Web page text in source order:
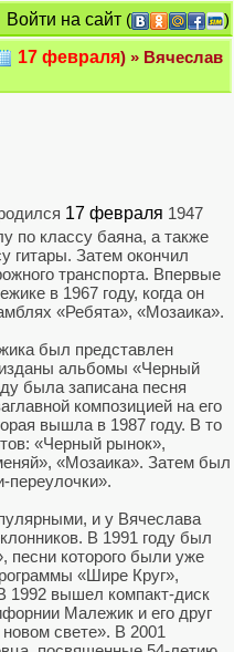
Войти на сайт (
)
17 февраля) » Вячеслав
17 февраля 1947
по классу баяна, а также
гитары. Затем окончил
транспорта. Впервые
в 1967 году, когда он
«Ребята», «Мозаика».
был представлен
альбомы «Черный
была записана песня
композицией на его
вышла в 1987 году. В то
«Черный рынок»,
«Мозаика». Затем был
и у Вячеслава
В 1991 году был
песни которого были уже
«Шире Круг»,
вышел компакт-диск
Малежик и его друг
свете». В 2001